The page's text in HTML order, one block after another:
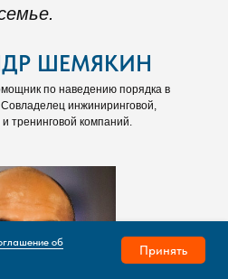
ШЕМЯКИН
по наведению порядка в
инжиниринговой,
и тренинговой компаний.
об
Принять